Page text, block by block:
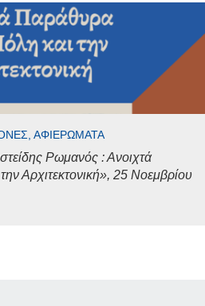
ΑΦΙΕΡΏΜΑΤΑ
Ρωμανός : Ανοιχτά
Αρχιτεκτονική», 25 Νοεμβρίου